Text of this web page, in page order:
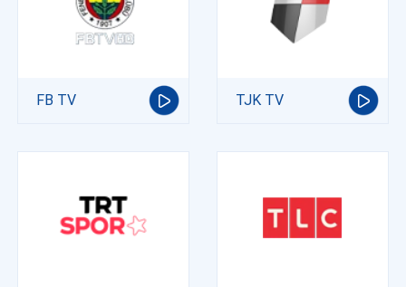
FB TV TJK TV